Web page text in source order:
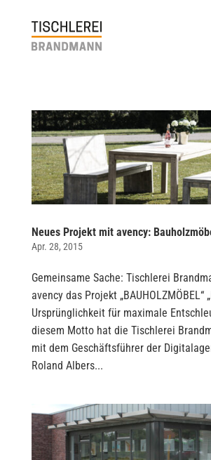
Neues Projekt mit avency:
Apr. 28, 2015
Gemeinsame Sache: Tischlerei
avency das Projekt „BAUHOLZMÖBEL“
Ursprünglichkeit für maximale
diesem Motto hat die Tischlerei
mit dem Geschäftsführer der
Roland Albers...